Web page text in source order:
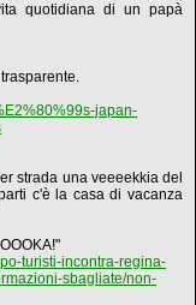
quotidiana di un papà
japan-
strada una veeeekkia del
c'è la casa di vacanza
turisti-incontra-regina-
sbagliate/non-